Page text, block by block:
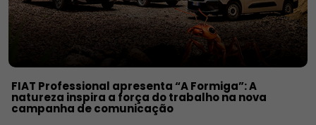
FIAT Professional apresenta “A Formiga”: A
natureza inspira a força do trabalho na nova
campanha de comunicação